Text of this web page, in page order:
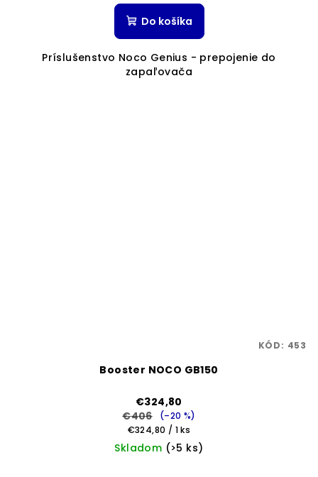
Do košíka
Príslušenstvo Noco Genius - prepojenie do
zapaľovača
Booster NOCO GB150
€324,80
€406
(–20 %)
Jednotková
cena:
€324,80 / 1 ks
Skladom (>5 ks)
KÓD: 453